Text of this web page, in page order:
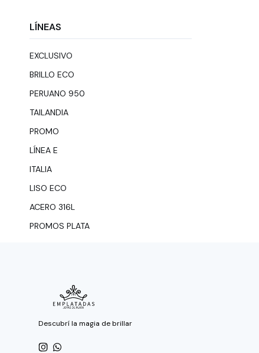
LÍNEAS
EXCLUSIVO
BRILLO ECO
PERUANO 950
TAILANDIA
PROMO
LÍNEA E
ITALIA
LISO ECO
ACERO 316L
PROMOS PLATA
Descubrí la magia de brillar